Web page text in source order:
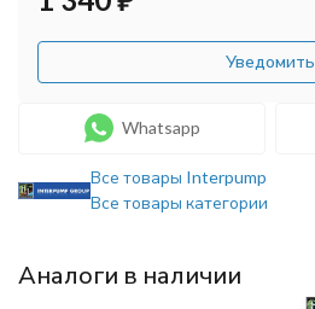
Уведомить
Whatsapp
Все товары Interpump
Все товары категории
Аналоги в наличии